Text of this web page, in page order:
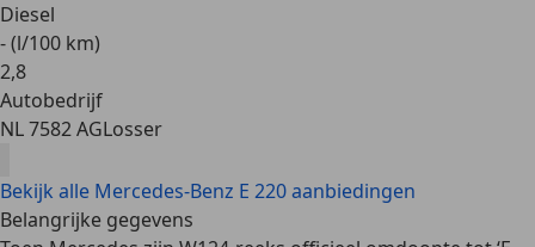
Diesel
- (l/100 km)
2,8
Autobedrijf
NL 7582 AGLosser
Bekijk alle Mercedes-Benz E 220 aanbiedingen
Belangrijke gegevens